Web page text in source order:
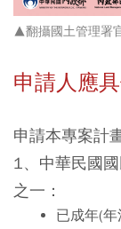
▲翻攝國土管理署
申請人應
申請本專案計
1、中華民國
之一：
已成年(年